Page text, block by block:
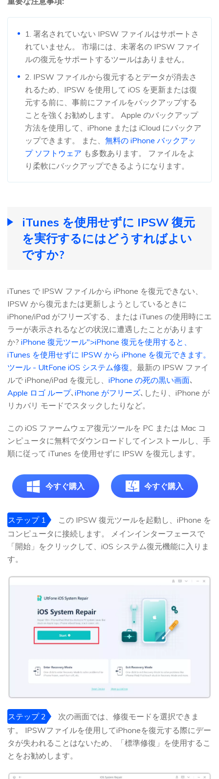
1. 署名されていない IPSW ファイルはサポートさ
れていません。 市場には、未署名の IPSW ファイ
ルの復元をサポートするツールはありません。
2. IPSW ファイルから復元するとデータが消去さ
れるため、IPSW を使用して iOS を更新または復
元する前に、事前にファイルをバックアップする
ことを強くお勧めします。 Apple のバックアップ
方法を使用して、iPhone または iCloud にバックア
ップできます。 また、 無料の iPhone バックアッ
プ ソフトウェア も多数あります。 ファイルをよ
り柔軟にバックアップできるようになります。
iTunes を使用せずに IPSW 復元
を実行するにはどうすればよい
ですか?
iTunes で IPSW ファイルから iPhone を復元できない、
IPSW から復元または更新しようとしているときに
iPhone/iPad がフリーズする、または iTunes の使用時にエ
ラーが表示されるなどの状況に遭遇したことがあります
か? iPhone 復元ツール">iPhone 復元を使用すると、
iTunes を使用せずに IPSW から iPhone を復元できます。
ツール - UltFone iOS システム修復。最新の IPSW ファイ
ルで iPhone/iPad を復元し、 iPhone の死の黒い画面､
Apple ロゴ ループ､ iPhone がフリーズ､したり、iPhone が
リカバリ モードでスタックしたりなど。
この iOS ファームウェア復元ツールを PC または Mac コ
ンピュータに無料でダウンロードしてインストールし、手
順に従って iTunes を使用せずに IPSW を復元します。
今すぐ購入 今すぐ購入
ステップ 1
この IPSW 復元ツールを起動し、iPhone を
コンピュータに接続します。 メインインターフェースで
「開始」をクリックして、iOS システム復元機能に入りま
す。
ステップ 2
次の画面では、修復モードを選択できま
す。 IPSWファイルを使用してiPhoneを復元する際にデー
タが失われることはないため、「標準修復」を使用するこ
とをお勧めします。